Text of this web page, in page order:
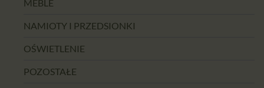
MEBLE
NAMIOTY I PRZEDSIONKI
OŚWIETLENIE
POZOSTAŁE